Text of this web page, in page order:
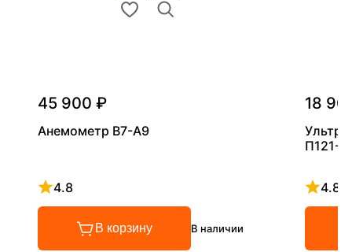
45 900 ₽
Анемометр В7-А9
4.8
Рейтинг 4.8 из 5
В корзину В наличии
18
П121-
4.8